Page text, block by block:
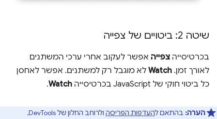
שיטה 2: ביטויים של צפייה
בכרטיסייה צפייה אפשר לעקוב אחרי ערכי המשתנים
לאורך זמן. Watch לא מוגבל רק למשתנים. אפשר לאחסן
כל ביטוי חוקי של JavaScript בכרטיסייה
Watch
.
הערה: בהתאם להעדפות הפריסה
ולרוחב החלון של DevTools,